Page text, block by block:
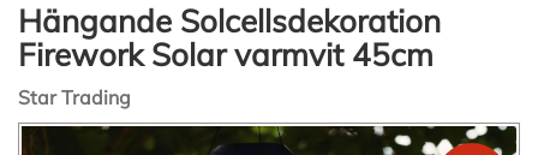
Hängande Solcellsdekoration
Firework Solar varmvit 45cm
Star Trading